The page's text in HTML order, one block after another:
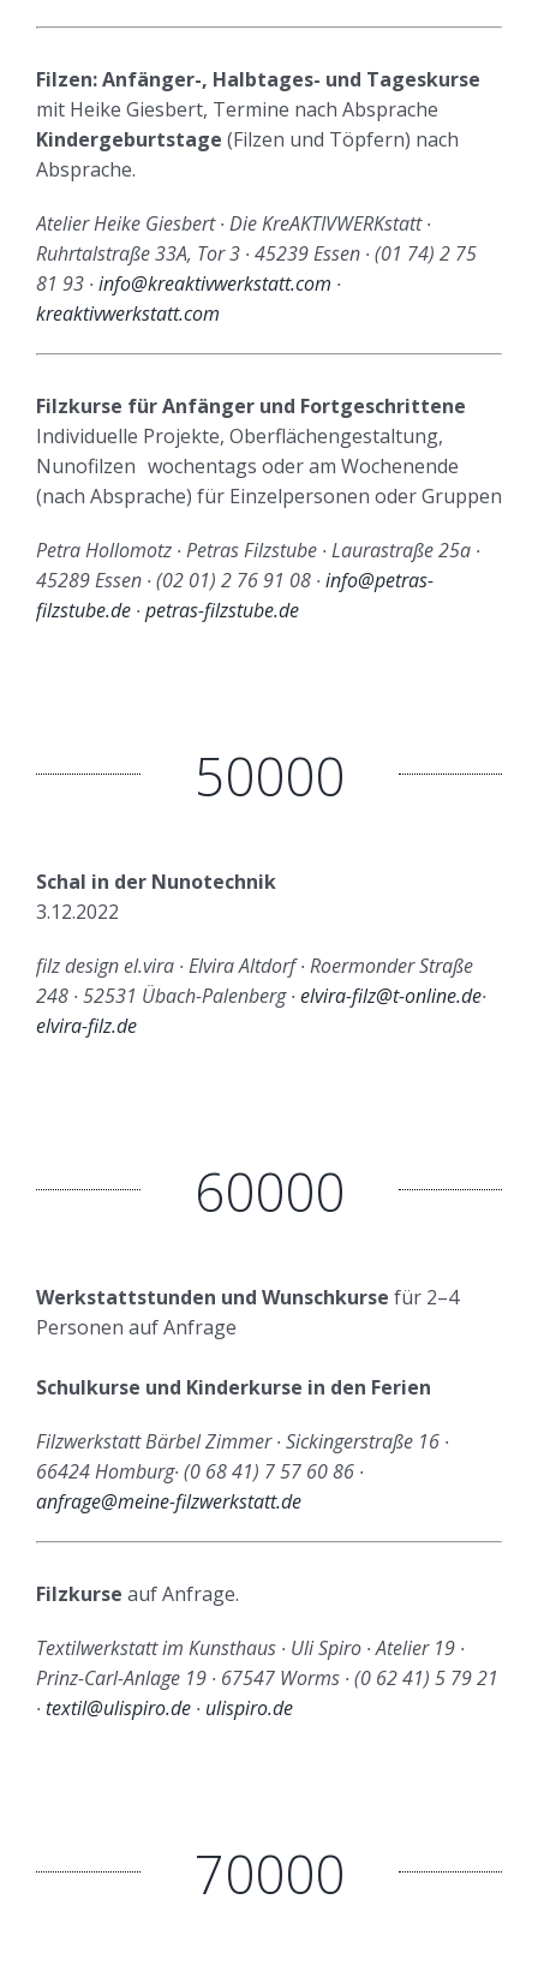
Filzen: Anfänger-, Halbtages- und Tageskurse
mit Heike Giesbert, Termine nach Absprache
Kindergeburtstage (Filzen und Töpfern) nach
Absprache.
Atelier Heike Giesbert ∙ Die KreAKTIVWERKstatt ∙
Ruhrtalstraße 33A, Tor 3 ∙ 45239 Essen ∙ (01 74) 2 75
81 93 ∙ info@kreaktivwerkstatt.com ∙
kreaktivwerkstatt.com
Filzkurse für Anfänger und Fortgeschrittene
Individuelle Projekte, Oberflächengestaltung,
Nunofilzen wochentags oder am Wochenende
(nach Absprache) für Einzelpersonen oder Gruppen
Petra Hollomotz ∙ Petras Filzstube ∙ Laurastraße 25a ∙
45289 Essen ∙ (02 01) 2 76 91 08 ∙ info@petras-
filzstube.de∙ petras-filzstube.de
50000
Schal in der Nunotechnik
3.12.2022
filz design el.vira ∙ Elvira Altdorf ∙ Roermonder Straße
248 ∙ 52531 Übach-Palenberg ∙ elvira-filz@t-online.de∙
elvira-filz.de
60000
Werkstattstunden und Wunschkurse für 2–4
Personen auf Anfrage
Schulkurse und Kinderkurse in den Ferien
Filzwerkstatt Bärbel Zimmer ∙ Sickingerstraße 16 ∙
66424 Homburg∙ (0 68 41) 7 57 60 86 ∙
anfrage@meine-filzwerkstatt.de
Filzkurse auf Anfrage.
Textilwerkstatt im Kunsthaus ∙ Uli Spiro ∙ Atelier 19 ∙
Prinz-Carl-Anlage 19 ∙ 67547 Worms ∙ (0 62 41) 5 79 21
∙ textil@ulispiro.de∙ ulispiro.de
70000